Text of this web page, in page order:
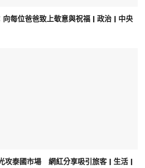
每位爸爸致上敬意與祝福 | 政治 | 中央
攻泰國市場 網紅分享吸引旅客 | 生活 |